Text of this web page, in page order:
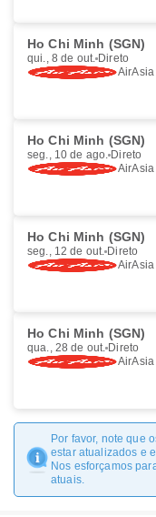
Ho Chi Minh (SGN)
qui., 8 de out. Direto
AirAsia
Ho Chi Minh (SGN)
seg., 10 de ago. Direto
AirAsia
Ho Chi Minh (SGN)
seg., 12 de out. Direto
AirAsia
Ho Chi Minh (SGN)
qua., 28 de out. Direto
AirAsia
Por favor, note que
estar atualizados e
Nos esforçamos
atuais.